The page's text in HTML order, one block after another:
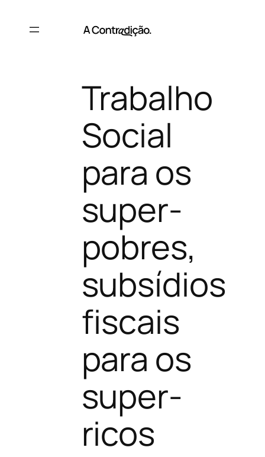
Trabalho
Social
para os
super-
pobres,
subsídios
fiscais
para os
super-
ricos